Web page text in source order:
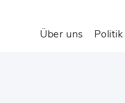
Über uns Politik